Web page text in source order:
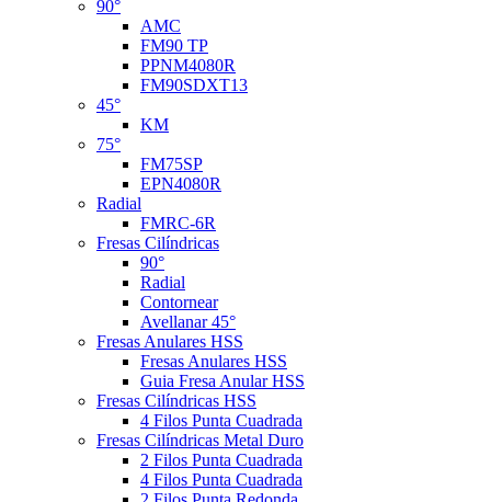
90°
AMC
FM90 TP
PPNM4080R
FM90SDXT13
45°
KM
75°
FM75SP
EPN4080R
Radial
FMRC-6R
Fresas Cilíndricas
90°
Radial
Contornear
Avellanar 45°
Fresas Anulares HSS
Fresas Anulares HSS
Guia Fresa Anular HSS
Fresas Cilíndricas HSS
4 Filos Punta Cuadrada
Fresas Cilíndricas Metal Duro
2 Filos Punta Cuadrada
4 Filos Punta Cuadrada